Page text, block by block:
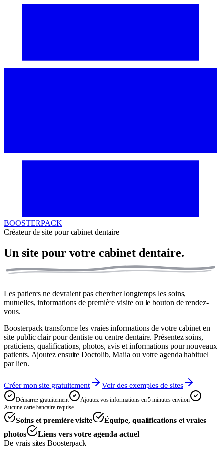
BOOSTERPACK
Créateur de site pour cabinet dentaire
Un site pour votre cabinet dentaire.
Les patients ne devraient pas chercher longtemps les soins,
mutuelles, informations de première visite ou le bouton de rendez-
vous.
Boosterpack transforme les vraies informations de votre cabinet en
site public clair pour dentiste ou centre dentaire. Présentez soins,
praticiens, qualifications, photos, avis et informations pour nouveaux
patients. Ajoutez ensuite Doctolib, Maiia ou votre agenda habituel
par lien.
Créer mon site gratuitement Voir des exemples de sites
Démarrez gratuitement
Ajoutez vos informations en 5 minutes environ
Aucune carte bancaire requise
Soins et première visite
Équipe, qualifications et vraies
photos
Liens vers votre agenda actuel
De vrais sites Boosterpack